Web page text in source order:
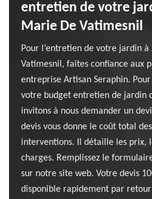
entretien de votre
Marie De Vatimesnil
Pour l’entretien de votre jardin
Vatimesnil, faites confiance aux
entreprise Artisan Seraphin.
votre budget entretien de jardin
invitons à nous demander un
devis vous donne le coût total
interventions. Il détaille les prix,
charges. Remplissez le
sur notre site web. Votre devis
disponible rapidement par